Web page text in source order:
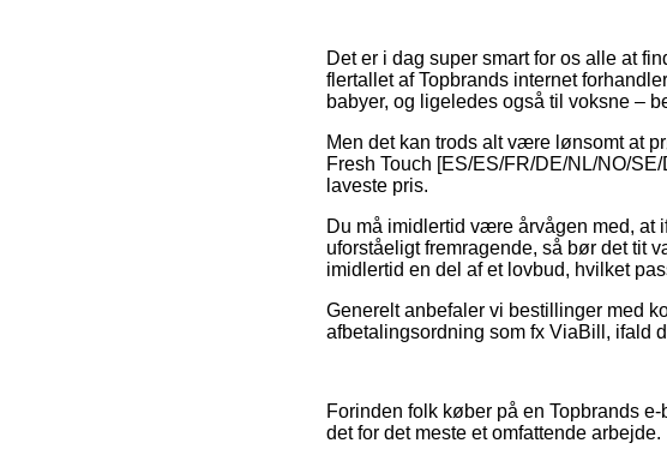
Det er i dag super smart for os alle at
flertallet af Topbrands internet
babyer, og ligeledes også til voksne –
Men det kan trods alt være lønsomt at
Fresh Touch [ES/ES/FR/DE/NL/NO/
laveste pris.
Du må imidlertid være årvågen med, at
uforståeligt fremragende, så bør det tit
imidlertid en del af et lovbud, hvilket
Generelt anbefaler vi bestillinger med
afbetalingsordning som fx ViaBill, ifald
Forinden folk køber på en Topbrands
det for det meste et omfattende arbejde.